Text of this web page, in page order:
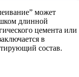
может
длинной
цемента или
в
состав.